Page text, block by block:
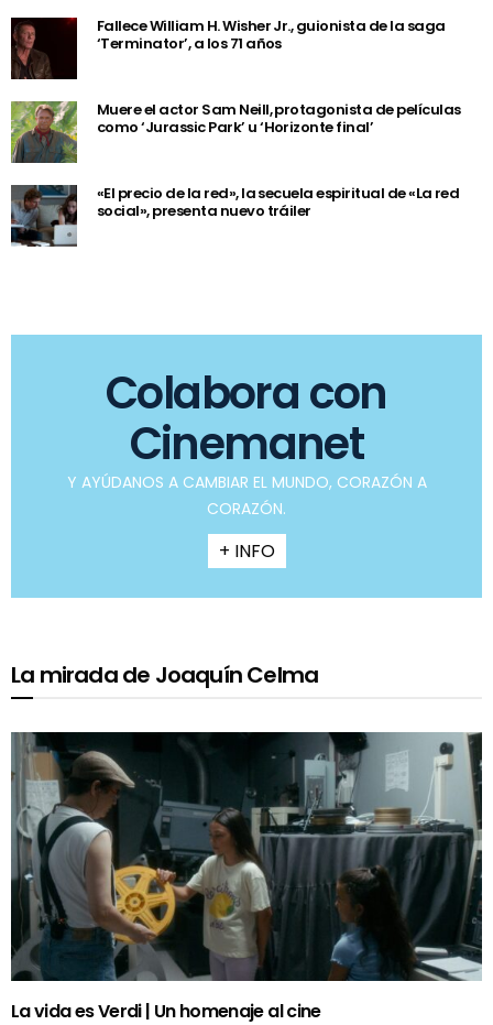
Fallece William H. Wisher Jr., guionista de la saga
‘Terminator’, a los 71 años
Muere el actor Sam Neill, protagonista de películas
como ‘Jurassic Park’ u ‘Horizonte final’
«El precio de la red», la secuela espiritual de «La red
social», presenta nuevo tráiler
Colabora con
Cinemanet
Y AYÚDANOS A CAMBIAR EL MUNDO, CORAZÓN A
CORAZÓN.
+ INFO
La mirada de Joaquín Celma
La vida es Verdi | Un homenaje al cine